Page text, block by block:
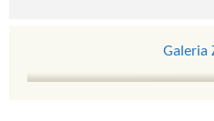
Galeria